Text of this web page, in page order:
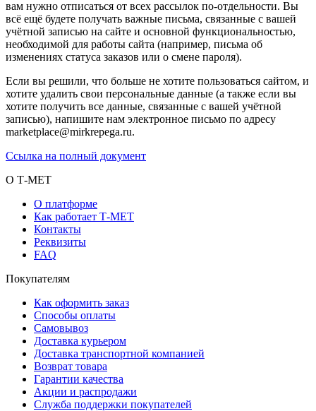
вам нужно отписаться от всех рассылок по-отдельности. Вы
всё ещё будете получать важные письма, связанные с вашей
учётной записью на сайте и основной функциональностью,
необходимой для работы сайта (например, письма об
изменениях статуса заказов или о смене пароля).
Если вы решили, что больше не хотите пользоваться сайтом, и
хотите удалить свои персональные данные (а также если вы
хотите получить все данные, связанные с вашей учётной
записью), напишите нам электронное письмо по адресу
marketplace@mirkrepega.ru.
Ссылка на полный документ
О Т-МЕТ
О платформе
Как работает Т-МЕТ
Контакты
Реквизиты
FAQ
Покупателям
Как оформить заказ
Способы оплаты
Самовывоз
Доставка курьером
Доставка транспортной компанией
Возврат товара
Гарантии качества
Акции и распродажи
Служба поддержки покупателей